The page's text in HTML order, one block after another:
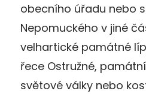
obecního úřadu nebo
Nepomuckého v jiné
velhartické památné
řece Ostružné,
světové války nebo